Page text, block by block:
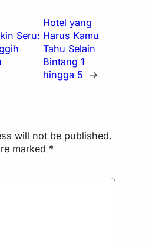
Seru:
Hotel yang
Harus Kamu
Tahu Selain
Bintang 1
hingga 5
→
will not be published.
marked *